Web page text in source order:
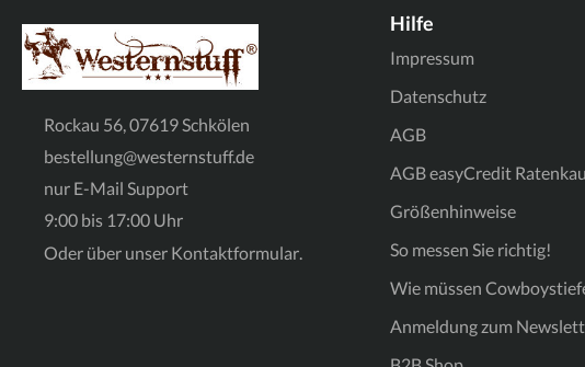
Rockau 56, 07619 Schkölen
bestellung@westernstuff.de
nur E-Mail Support
9:00 bis 17:00 Uhr
Oder über unser Kontaktformular.
Hilfe
Impressum
Datenschutz
AGB
AGB easyCredit
Größenhinweise
So messen Sie richtig!
Wie müssen
Anmeldung zum